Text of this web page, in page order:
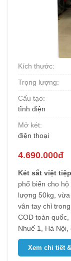
Kích thước:
Trọng lượng:
Cấu tạo:
tĩnh điện
Mở két:
điện thoại
4.690.000đ
Két sắt việt
phổ biến cho
lượng 50kg,
vân tay chỉ
COD toàn
Nhuế 1, Hà Nội,
Xem chi tiết